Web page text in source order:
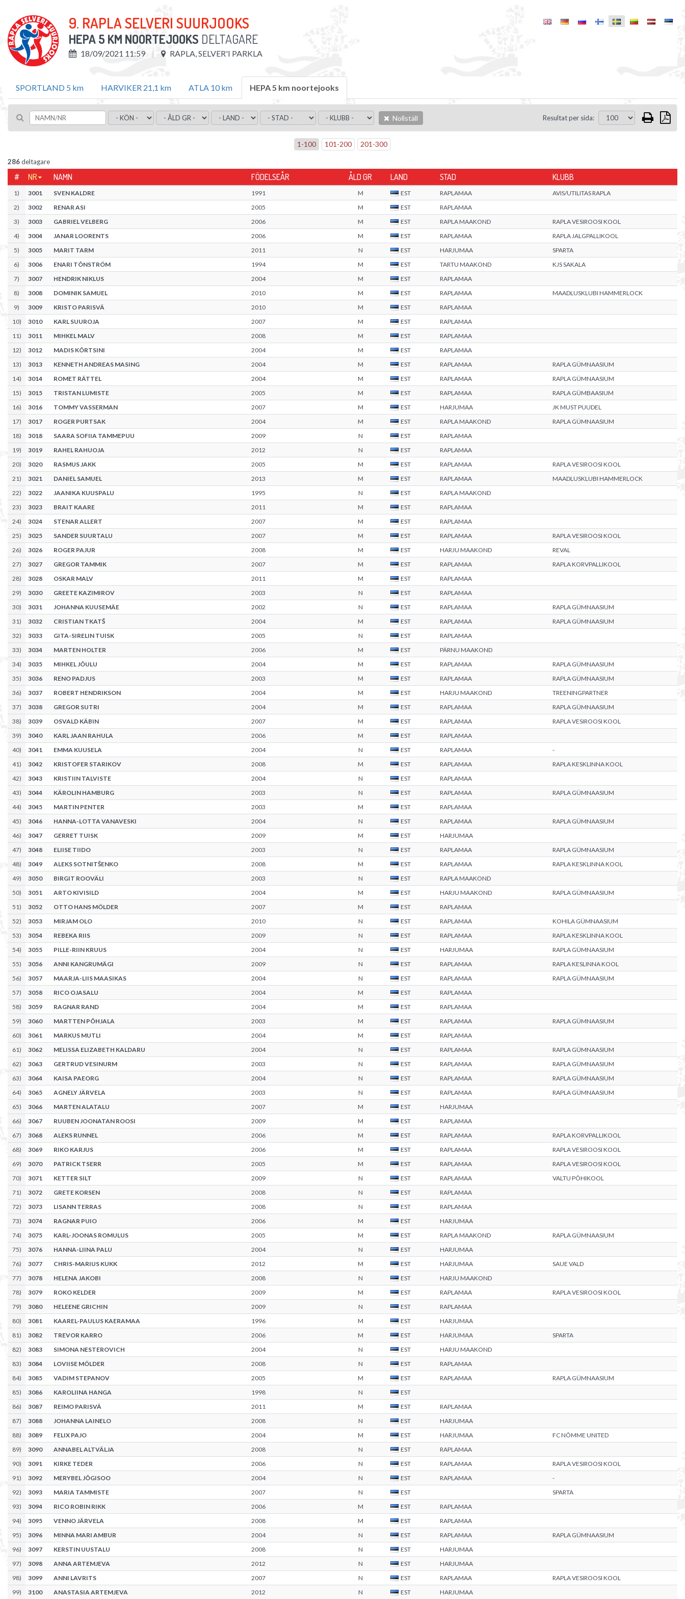
9. RAPLA SELVERI SUURJOOKS
HEPA 5 KM NOORTEJOOKS DELTAGARE
18/09/2021 11:59 RAPLA, SELVER'I PARKLA
SPORTLAND 5 km HARVIKER 21,1 km ATLA 10 km HEPA 5 km noortejooks
Nollställ Resultat per sida:
1 -100 101 -200 201 -300
286deltagare
# NR NAMN FÖDELSEÅR ÅLD GR LAND STAD KLUBB
1) 3001 SVEN KALDRE 1991 M EST RAPLAMAA
AVIS/UTILITAS RAPLA
2) 3002 RENAR ASI 2005 M EST
RAPLAMAA
3) 3003 GABRIEL VELBERG 2006 M EST RAPLA MAAKOND
RAPLA VESIROOSI KOOL
4) 3004 JANAR LOORENTS 2006 M EST RAPLAMAA
RAPLA JALGPALLIKOOL
5) 3005 MARIT TARM 2011 N EST HARJUMAA
SPARTA
6) 3006 ENARI TÕNSTRÖM 1994 M EST TARTU MAAKOND
KJS SAKALA
7) 3007 HENDRIK NIKLUS 2004 M EST
RAPLAMAA
8) 3008 DOMINIK SAMUEL 2010 M EST RAPLAMAA
MAADLUSKLUBI HAMMERLOCK
9) 3009 KRISTO PARISVÄ 2010 M EST
RAPLAMAA
10) 3010 KARL SUUROJA 2007 M EST
RAPLAMAA
11) 3011 MIHKEL MALV 2008 M EST
RAPLAMAA
12) 3012 MADIS KÕRTSINI 2004 M EST
RAPLAMAA
13) 3013 KENNETH ANDREAS MASING 2004 M EST RAPLAMAA
RAPLA GÜMNAASIUM
14) 3014 ROMET RÄTTEL 2004 M EST RAPLAMAA
RAPLA GÜMNAASIUM
15) 3015 TRISTAN LUMISTE 2005 M EST RAPLAMAA
RAPLA GÜMBAASIUM
16) 3016 TOMMY VASSERMAN 2007 M EST HARJUMAA
JK MUST PUUDEL
17) 3017 ROGER PURTSAK 2004 M EST RAPLA MAAKOND
RAPLA GÜMNAASIUM
18) 3018 SAARA SOFIIA TAMMEPUU 2009 N EST
RAPLAMAA
19) 3019 RAHEL RAHUOJA 2012 N EST
RAPLAMAA
20) 3020 RASMUS JAKK 2005 M EST RAPLAMAA
RAPLA VESIROOSI KOOL
21) 3021 DANIEL SAMUEL 2013 M EST RAPLAMAA
MAADLUSKLUBI HAMMERLOCK
22) 3022 JAANIKA KUUSPALU 1995 N EST
RAPLA MAAKOND
23) 3023 BRAIT KAARE 2011 M EST
RAPLAMAA
24) 3024 STENAR ALLERT 2007 M EST
RAPLAMAA
25) 3025 SANDER SUURTALU 2007 M EST RAPLAMAA
RAPLA VESIROOSI KOOL
26) 3026 ROGER PAJUR 2008 M EST HARJU MAAKOND
REVAL
27) 3027 GREGOR TAMMIK 2007 M EST RAPLAMAA
RAPLA KORVPALLIKOOL
28) 3028 OSKAR MALV 2011 M EST
RAPLAMAA
29) 3030 GREETE KAZIMIROV 2003 N EST
RAPLAMAA
30) 3031 JOHANNA KUUSEMÄE 2002 N EST RAPLAMAA
RAPLA GÜMNAASIUM
31) 3032 CRISTIAN TKATŠ 2004 M EST RAPLAMAA
RAPLA GÜMNAASIUM
32) 3033 GITA-SIRELIN TUISK 2005 N EST
RAPLAMAA
33) 3034 MARTEN HOLTER 2006 M EST
PÄRNU MAAKOND
34) 3035 MIHKEL JÕULU 2004 M EST RAPLAMAA
RAPLA GÜMNAASIUM
35) 3036 RENO PADJUS 2003 M EST RAPLAMAA
RAPLA GÜMNAASIUM
36) 3037 ROBERT HENDRIKSON 2004 M EST HARJU MAAKOND
TREENINGPARTNER
37) 3038 GREGOR SUTRI 2004 M EST RAPLAMAA
RAPLA GÜMNAASIUM
38) 3039 OSVALD KÄBIN 2007 M EST RAPLAMAA
RAPLA VESIROOSI KOOL
39) 3040 KARL JAAN RAHULA 2006 M EST
RAPLAMAA
40) 3041 EMMA KUUSELA 2004 N EST RAPLAMAA
-
41) 3042 KRISTOFER STARIKOV 2008 M EST RAPLAMAA
RAPLA KESKLINNA KOOL
42) 3043 KRISTIIN TALVISTE 2004 N EST
RAPLAMAA
43) 3044 KÄROLIN HAMBURG 2003 N EST RAPLAMAA
RAPLA GÜMNAASIUM
44) 3045 MARTIN PENTER 2003 M EST
RAPLAMAA
45) 3046 HANNA-LOTTA VANAVESKI 2004 N EST RAPLAMAA
RAPLA GÜMNAASIUM
46) 3047 GERRET TUISK 2009 M EST
HARJUMAA
47) 3048 ELIISE TIIDO 2003 N EST RAPLAMAA
RAPLA GÜMNAASIUM
48) 3049 ALEKS SOTNITŠENKO 2008 M EST RAPLAMAA
RAPLA KESKLINNA KOOL
49) 3050 BIRGIT ROOVÄLI 2003 N EST
RAPLA MAAKOND
50) 3051 ARTO KIVISILD 2004 M EST HARJU MAAKOND
RAPLA GÜMNAASIUM
51) 3052 OTTO HANS MÖLDER 2007 M EST
RAPLAMAA
52) 3053 MIRJAM OLO 2010 N EST RAPLAMAA
KOHILA GÜMNAASIUM
53) 3054 REBEKA RIIS 2009 N EST RAPLAMAA
RAPLA KESKLINNA KOOL
54) 3055 PILLE-RIIN KRUUS 2004 N EST HARJUMAA
RAPLA GÜMNAASIUM
55) 3056 ANNI KANGRUMÄGI 2009 N EST RAPLAMAA
RAPLA KESLINNA KOOL
56) 3057 MAARJA-LIIS MAASIKAS 2004 N EST RAPLAMAA
RAPLA GÜMNAASIUM
57) 3058 RICO OJASALU 2004 M EST
RAPLAMAA
58) 3059 RAGNAR RAND 2004 M EST
RAPLAMAA
59) 3060 MARTTEN PÕHJALA 2003 M EST RAPLAMAA
RAPLA GÜMNAASIUM
60) 3061 MARKUS MUTLI 2004 M EST
RAPLAMAA
61) 3062 MELISSA ELIZABETH KALDARU 2004 N EST RAPLAMAA
RAPLA GÜMNAASIUM
62) 3063 GERTRUD VESINURM 2003 N EST RAPLAMAA
RAPLA GÜMNAASIUM
63) 3064 KAISA PAEORG 2004 N EST RAPLAMAA
RAPLA GÜMNAASIUM
64) 3065 AGNELY JÄRVELA 2003 N EST RAPLAMAA
RAPLA GÜMNAASIUM
65) 3066 MARTEN ALATALU 2007 M EST
HARJUMAA
66) 3067 RUUBEN JOONATAN ROOSI 2009 M EST
RAPLAMAA
67) 3068 ALEKS RUNNEL 2006 M EST RAPLAMAA
RAPLA KORVPALLIKOOL
68) 3069 RIKO KARJUS 2006 M EST RAPLAMAA
RAPLA VESIROOSI KOOL
69) 3070 PATRICK TSERR 2005 M EST RAPLAMAA
RAPLA VESIROOSI KOOL
70) 3071 KETTER SILT 2009 N EST RAPLAMAA
VALTU PÕHIKOOL
71) 3072 GRETE KORSEN 2008 N EST
RAPLAMAA
72) 3073 LISANN TERRAS 2008 N EST
RAPLAMAA
73) 3074 RAGNAR PUIO 2006 M EST
HARJUMAA
74) 3075 KARL-JOONAS ROMULUS 2005 M EST RAPLA MAAKOND
RAPLA GÜMNAASIUM
75) 3076 HANNA-LIINA PALU 2004 N EST
HARJUMAA
76) 3077 CHRIS-MARIUS KUKK 2012 M EST HARJUMAA
SAUE VALD
77) 3078 HELENA JAKOBI 2008 N EST
HARJU MAAKOND
78) 3079 ROKO KELDER 2009 M EST RAPLAMAA
RAPLA VESIROOSI KOOL
79) 3080 HELEENE GRICHIN 2009 N EST
RAPLAMAA
80) 3081 KAAREL-PAULUS KAERAMAA 1996 M EST
HARJUMAA
81) 3082 TREVOR KARRO 2006 M EST HARJUMAA
SPARTA
82) 3083 SIMONA NESTEROVICH 2004 N EST
HARJU MAAKOND
83) 3084 LOVIISE MÖLDER 2008 N EST
RAPLAMAA
84) 3085 VADIM STEPANOV 2005 M EST RAPLAMAA
RAPLA GÜMNAASIUM
85) 3086 KAROLIINA HANGA 1998 N
EST
86) 3087 REIMO PARISVÄ 2011 M EST
RAPLAMAA
87) 3088 JOHANNA LAINELO 2008 N EST
HARJUMAA
88) 3089 FELIX PAJO 2004 M EST HARJUMAA
FC NÕMME UNITED
89) 3090 ANNABEL ALTVÄLJA 2008 N EST
RAPLAMAA
90) 3091 KIRKE TEDER 2006 N EST RAPLAMAA
RAPLA VESIROOSI KOOL
91) 3092 MERYBEL JÕGISOO 2004 N EST RAPLAMAA
-
92) 3093 MARIA TAMMISTE 2007 N EST
SPARTA
93) 3094 RICO ROBIN RIKK 2006 M EST
RAPLAMAA
94) 3095 VENNO JÄRVELA 2008 M EST
RAPLAMAA
95) 3096 MINNA MARI AMBUR 2004 N EST RAPLAMAA
RAPLA GÜMNAASIUM
96) 3097 KERSTIN UUSTALU 2008 N EST
HARJUMAA
97) 3098 ANNA ARTEMJEVA 2012 N EST
HARJUMAA
98) 3099 ANNI LAVRITS 2007 N EST RAPLAMAA
RAPLA VESIROOSI KOOL
99) 3100 ANASTASIA ARTEMJEVA 2012 N EST HARJUMAA